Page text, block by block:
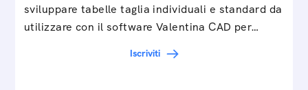
sviluppare tabelle taglia individuali e standard da
utilizzare con il software Valentina CAD per…
Iscriviti